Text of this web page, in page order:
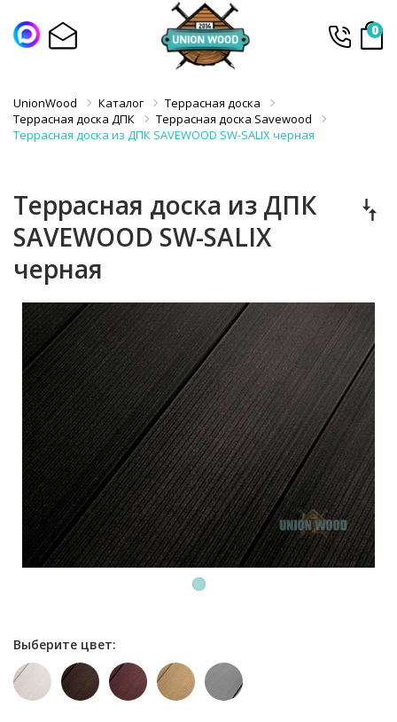
0
UnionWood Каталог
Террасная доска
Террасная доска ДПК
Террасная доска Savewood
Террасная доска из ДПК SAVEWOOD SW-SALIX черная
Террасная доска из ДПК
SAVEWOOD SW-SALIX
черная
1
Выберите цвет: